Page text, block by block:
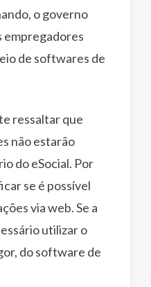
o governo
empregadores
de softwares de
ressaltar que
não estarão
do eSocial. Por
se é possível
via web. Se a
utilizar o
do software de